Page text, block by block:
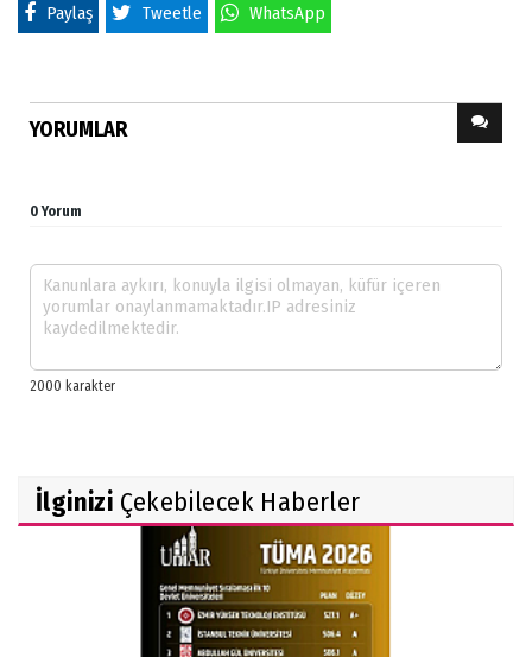
Paylaş Tweetle WhatsApp
YORUMLAR
0 Yorum
İlginizi Çekebilecek Haberler